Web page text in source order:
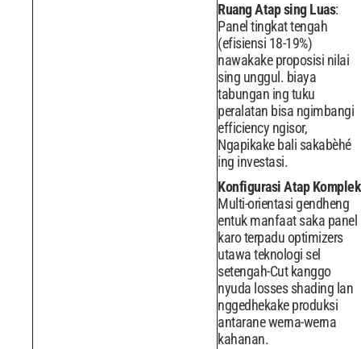
Ruang Atap sing Luas:
Panel tingkat tengah
(efisiensi 18-19%)
nawakake proposisi nilai
sing unggul. biaya
tabungan ing tuku
peralatan bisa ngimbangi
efficiency ngisor,
Ngapikake bali sakabèhé
ing investasi.
Konfigurasi Atap Komplek
Multi-orientasi gendheng
entuk manfaat saka panel
karo terpadu optimizers
utawa teknologi sel
setengah-Cut kanggo
nyuda losses shading lan
nggedhekake produksi
antarane werna-werna
kahanan.